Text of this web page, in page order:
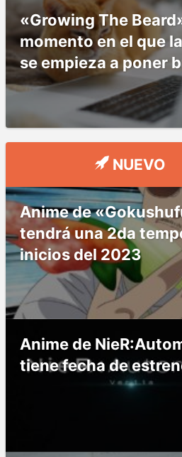
«Growing The
momento en el que
se empieza a poner
NUEVO
Anime de
tendrá una 2da
inicios del 2023
Anime de
tiene fecha de